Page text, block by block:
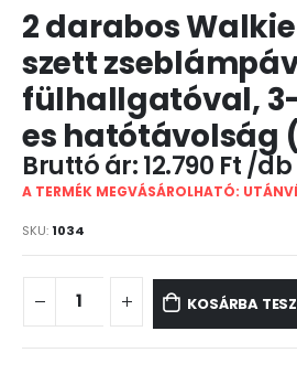
2 darabos
szett
fülhallgatóval,
es hatótávolság
12.790 Ft
A TERMÉK MEGVÁSÁROLHATÓ:
SKU:1034
KOSÁRBA